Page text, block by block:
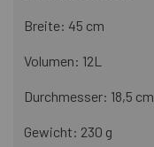
Breite: 45 cm
Volumen: 12L
Durchmesser: 18,5 cm
Gewicht: 230 g